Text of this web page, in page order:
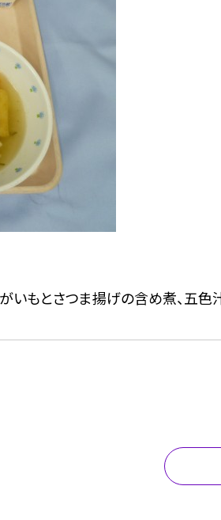
がいもとさつま揚げの含め煮、五色